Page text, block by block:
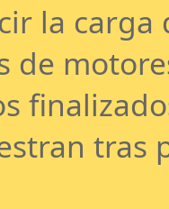
la
de
tras